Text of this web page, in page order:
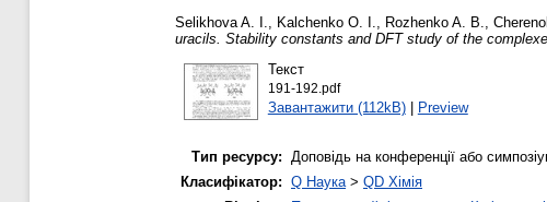
Selikhova A. I., Kalchenko O. I., Rozhenko A. B.,
uracils. Stability constants and DFT study of the
Текст
191-192.pdf
Завантажити (112kB)| Preview
Тип ресурсу: Доповідь на конференції або
Класифікатор: Q Наука> QD Хімія